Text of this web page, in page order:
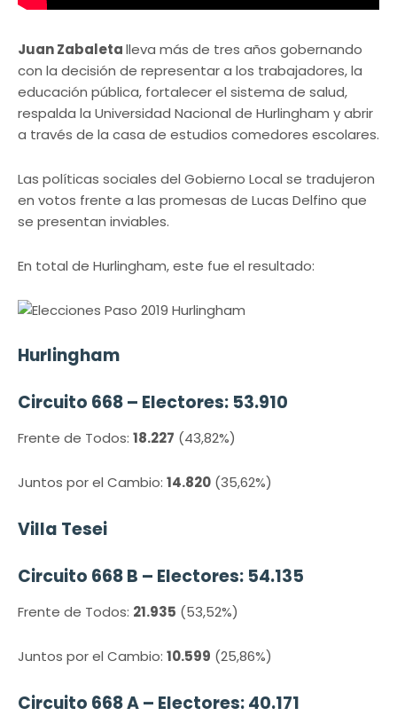
Juan Zabaletalleva más de tres años gobernando
con la decisión de representar a los trabajadores, la
educación pública, fortalecer el sistema de salud,
respalda la Universidad Nacional de Hurlingham y abrir
a través de la casa de estudios comedores escolares.
Las políticas sociales del Gobierno Local se tradujeron
en votos frente a las promesas de Lucas Delfino que
se presentan inviables.
En total de Hurlingham, este fue el resultado:
Hurlingham
Circuito 668 – Electores: 53.910
Frente de Todos: 18.227 (43,82%)
Juntos por el Cambio: 14.820 (35,62%)
Villa Tesei
Circuito 668 B – Electores: 54.135
Frente de Todos: 21.935 (53,52%)
Juntos por el Cambio: 10.599 (25,86%)
Circuito 668 A – Electores: 40.171